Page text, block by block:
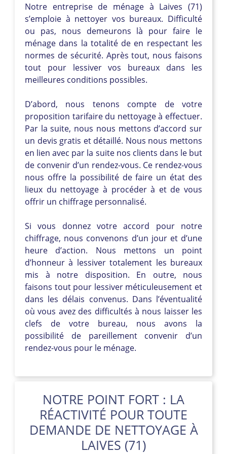
Notre entreprise de ménage à Laives (71)
s’emploie à nettoyer vos bureaux. Difficulté
ou pas, nous demeurons là pour faire le
ménage dans la totalité de en respectant les
normes de sécurité. Après tout, nous faisons
tout pour lessiver vos bureaux dans les
meilleures conditions possibles.
D’abord, nous tenons compte de votre
proposition tarifaire du nettoyage à effectuer.
Par la suite, nous nous mettons d’accord sur
un devis gratis et détaillé. Nous nous mettons
en lien avec par la suite nos clients dans le but
de convenir d’un rendez-vous. Ce rendez-vous
nous offre la possibilité de faire un état des
lieux du nettoyage à procéder à et de vous
offrir un chiffrage personnalisé.
Si vous donnez votre accord pour notre
chiffrage, nous convenons d’un jour et d’une
heure d’action. Nous mettons un point
d’honneur à lessiver totalement les bureaux
mis à notre disposition. En outre, nous
faisons tout pour lessiver méticuleusement et
dans les délais convenus. Dans l’éventualité
où vous avez des difficultés à nous laisser les
clefs de votre bureau, nous avons la
possibilité de pareillement convenir d’un
rendez-vous pour le ménage.
NOTRE POINT FORT : LA
RÉACTIVITÉ POUR TOUTE
DEMANDE DE NETTOYAGE À
LAIVES (71)